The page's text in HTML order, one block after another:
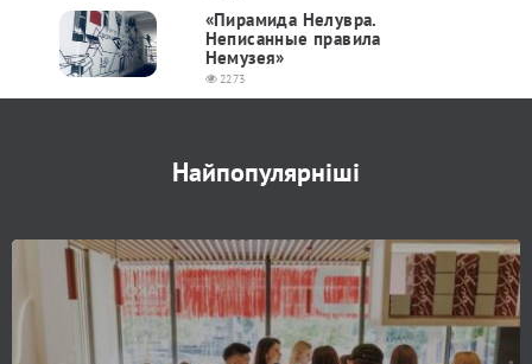
«Пирамида Нелувра.
Неписанные правила
Немузея»
2273
Найпопулярніші